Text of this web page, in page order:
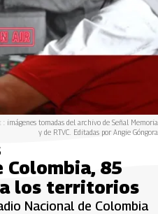
: imágenes tomadas del archivo de Señal Memoria
y de RTVC. Editadas por Angie Góngora
Colombia, 85
los territorios
Nacional de Colombia